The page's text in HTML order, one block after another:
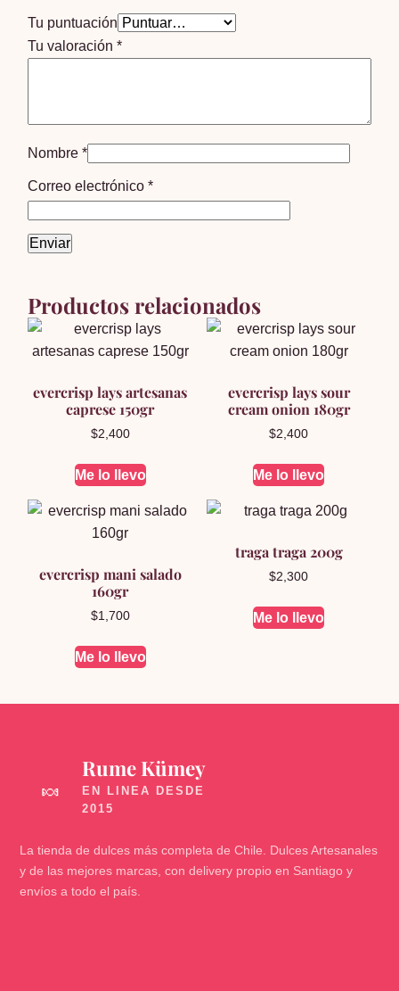
Tu puntuación
Tu valoración*
Nombre*
Correo electrónico*
Productos relacionados
evercrisp lays artesanas
caprese 150gr
$2,400
Me lo llevo
evercrisp lays sour
cream onion 180gr
$2,400
Me lo llevo
evercrisp mani salado
160gr
$1,700
Me lo llevo
traga traga 200g
$2,300
Me lo llevo
🍬
Rume Kümey
La tienda de dulces más completa de Chile. Dulces Artesanales
y de las mejores marcas, con delivery propio en Santiago y
envíos a todo el país.